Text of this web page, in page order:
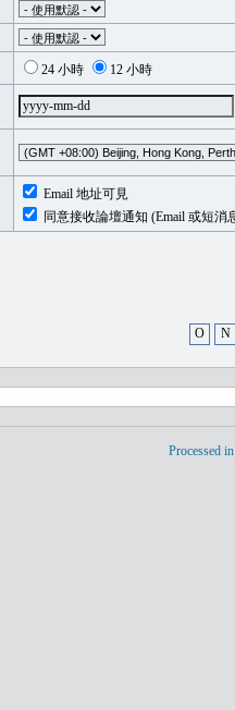
24 小時
12 小時
Email 地址可見
同意接收論壇通知 (Email 或短消
O N
Processed